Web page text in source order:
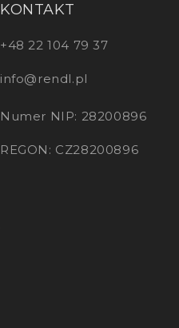
KONTAKT
+48 22 104 79 37
info@rendl.pl
Numer NIP: 28200896
REGON: CZ28200896